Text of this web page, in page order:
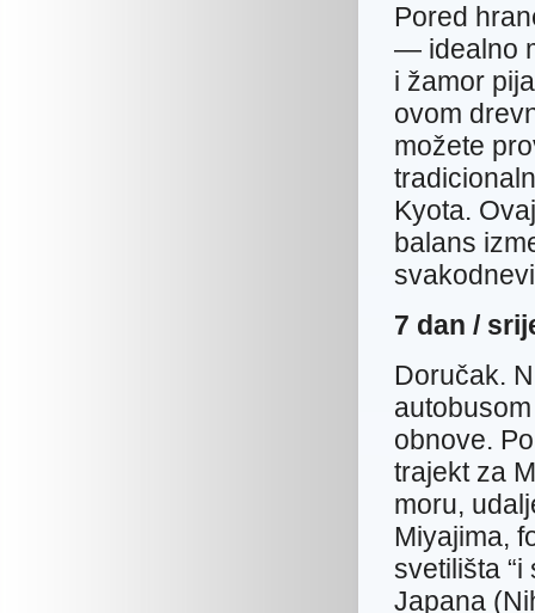
Pored
— idealno
i žamor
ovom
možete
Kyota.
balans
7 dan /
Doručak.
obnove.
trajekt za
moru,
Miyajima,
svetilišta
Japana